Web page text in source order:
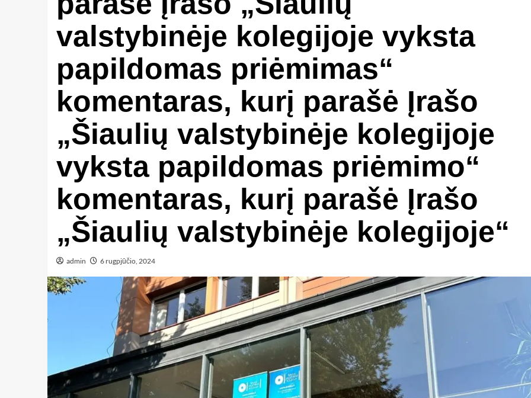
valstybinėje kolegijoje vyksta
papildomas priėmimas“
komentaras, kurį parašė Įrašo
„Šiaulių valstybinėje kolegijoje
vyksta papildomas priėmimo“
komentaras, kurį parašė Įrašo
„Šiaulių valstybinėje kolegijoje“
admin 6 rugpjūčio, 2024